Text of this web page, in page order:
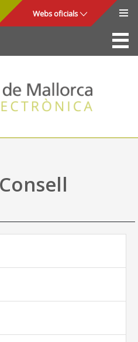
Webs oficials
La Seu
Consell de Mallorca
Accés i seguretat
Utilitats
Ajuda